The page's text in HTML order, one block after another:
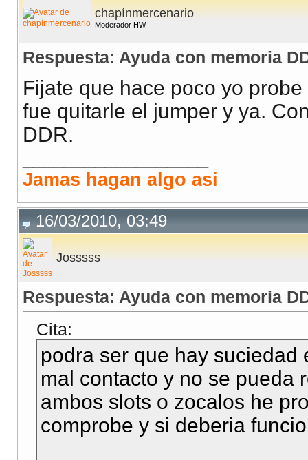
chapínmercenario
Moderador HW
Respuesta: Ayuda con memoria
Fijate que hace poco yo
fue quitarle el jumper y ya.
DDR.
Jamas hagan algo asi
16/03/2010, 03:49
Josssss
Respuesta: Ayuda con memoria
Cita:
podra ser que hay
mal contacto y no se pueda
ambos slots o zocalos he
comprobe y si deberia